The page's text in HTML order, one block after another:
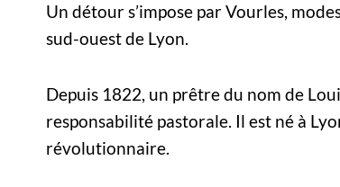
Un détour s’impose par Vourles,
sud-ouest de Lyon.
Depuis 1822, un prêtre du nom de
responsabilité pastorale. Il est né à
révolutionnaire.